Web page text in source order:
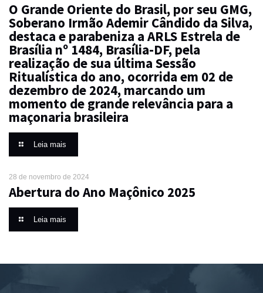
O Grande Oriente do Brasil, por seu GMG,
Soberano Irmão Ademir Cândido da Silva,
destaca e parabeniza a ARLS Estrela de
Brasília nº 1484, Brasília-DF, pela
realização de sua última Sessão
Ritualística do ano, ocorrida em 02 de
dezembro de 2024, marcando um
momento de grande relevância para a
maçonaria brasileira
Leia mais
28 de novembro de 2024
Abertura do Ano Maçônico 2025
Leia mais